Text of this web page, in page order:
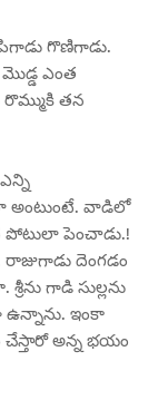
గొణిగాడు.
ఎంత
తన
అంటుంటే. వాడిలో
పోటులా పెంచాడు.!
దెంగడం
గాడి సుల్లను
ఉన్నాను. ఇంకా
అన్న భయం